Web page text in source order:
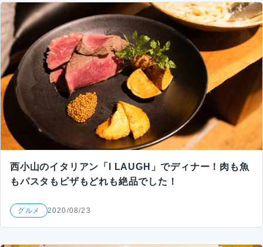
西小山のイタリアン「I LAUGH」でディナー！肉も魚
もパスタもピザもどれも絶品でした！
グルメ 2020/08/23